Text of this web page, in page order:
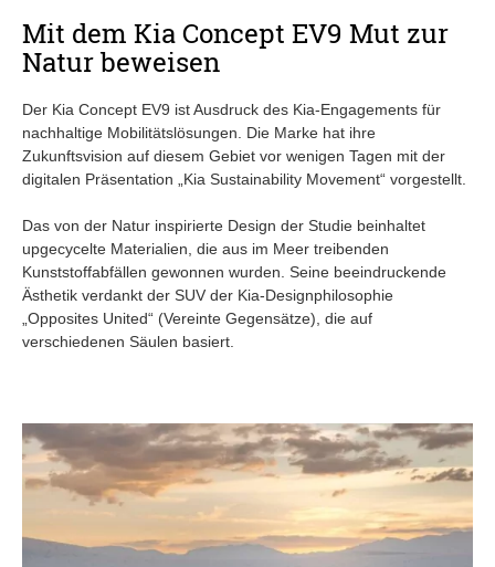
Mit dem Kia Concept EV9 Mut zur
Natur beweisen
Der Kia Concept EV9 ist Ausdruck des Kia-Engagements für
nachhaltige Mobilitätslösungen. Die Marke hat ihre
Zukunftsvision auf diesem Gebiet vor wenigen Tagen mit der
digitalen Präsentation „Kia Sustainability Movement“ vorgestellt.
Das von der Natur inspirierte Design der Studie beinhaltet
upgecycelte Materialien, die aus im Meer treibenden
Kunststoffabfällen gewonnen wurden. Seine beeindruckende
Ästhetik verdankt der SUV der Kia-Designphilosophie
„Opposites United“ (Vereinte Gegensätze), die auf
verschiedenen Säulen basiert.